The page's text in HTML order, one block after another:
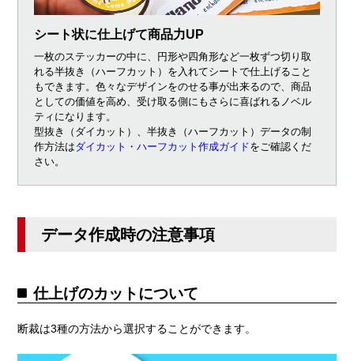
シート状に仕上げて商品力UP
一枚のステッカーの中に、円形や四角形など一枚ずつ切り取
れる半抜き（ハーフカット）を入れてシートで仕上げること
もできます。色々なデザインをのせる事が出来るので、商品
としての価値を高め、受け取る側にもさらに喜ばれるノベル
ティになります。
型抜き（ダイカット）、半抜き（ハーフカット）データの制
作方法はダイカット・ハーフカット作成ガイドをご確認くだ
さい。
データ作成時の注意事項
仕上げのカットについて
断裁は3種の方法から選択することができます。